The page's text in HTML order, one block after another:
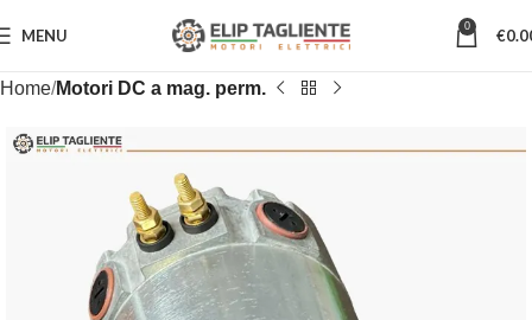
MENU 0 €
Home Motori DC a mag. perm.